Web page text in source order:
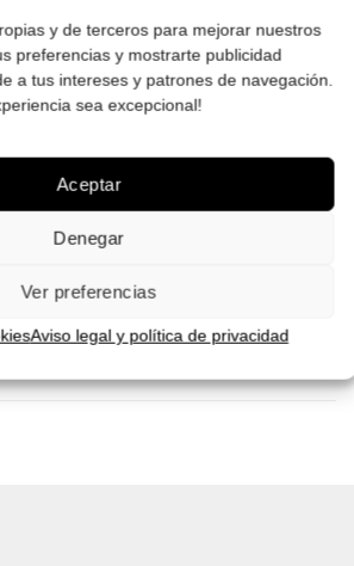
y de terceros para mejorar nuestros
preferencias y mostrarte publicidad
a tus intereses y patrones de navegación.
sea excepcional!
Aceptar
Denegar
Ver preferencias
Aviso legal y política de privacidad
€.
precio
actual
es:
114.00 €.
173.00€ El
precio
original
121.00€El
¡Comprar!